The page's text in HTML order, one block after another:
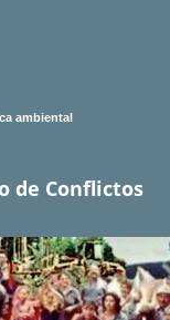
ambiental
de Conflictos